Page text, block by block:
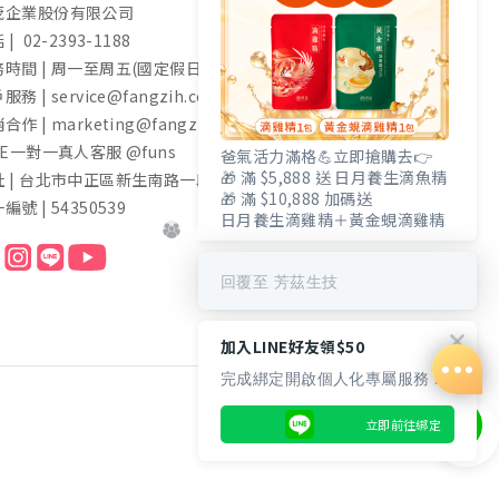
企業股份有限公司
| 02-2393-1188
時間 | 周一至周五(國定假日除外) 9:00-17:30
服務 | service@fangzih.com
合作 | marketing@fangzih.com
一對一真人客服 @funs
| 台北市中正區新生南路一段50號11樓
編號 | 54350539
爸氣活力滿格💪立即搶購去👉
🎁 滿 $5,888 送 日月養生滴魚精
🎁 滿 $10,888 加碼送
日月養生滴雞精＋黃金蜆滴雞精
回覆至 芳茲生技
加入LINE好友領$50
完成綁定開啟個人化專屬服務 🎁
立即前往綁定